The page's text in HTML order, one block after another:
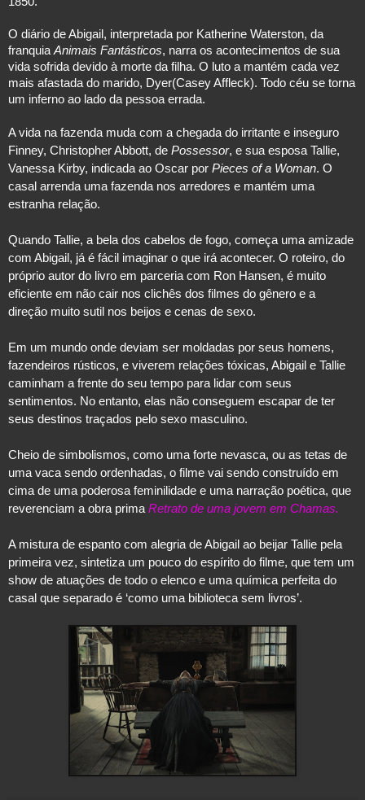
O diário de Abigail, interpretada por Katherine Waterston, da
franquia Animais Fantásticos, narra os acontecimentos de sua
vida sofrida devido à morte da filha. O luto a mantém cada vez
mais afastada do marido, Dyer(Casey Affleck). Todo céu se torna
A vida na fazenda muda com a chegada do irritante e inseguro
Finney, Christopher Abbott, de Possessor, e sua esposa Tallie,
Vanessa Kirby, indicada ao Oscar por Pieces of a Woman. O
casal arrenda uma fazenda nos arredores e mantém uma
estranha relação.
Quando Tallie, a bela dos cabelos de fogo, começa uma amizade
com Abigail, já é fácil imaginar o que irá acontecer. O roteiro, do
próprio autor do livro em parceria com Ron Hansen, é muito
eficiente em não cair nos clichês dos filmes do gênero e a
direção muito sutil nos beijos e cenas de sexo.
Em um mundo onde deviam ser moldadas por seus homens,
fazendeiros rústicos, e viverem relações tóxicas, Abigail e Tallie
caminham a frente do seu tempo para lidar com seus
sentimentos. No entanto, elas não conseguem escapar de ter
seus destinos traçados pelo sexo masculino.
Cheio de simbolismos, como uma forte nevasca, ou as tetas de
uma vaca sendo ordenhadas, o filme vai sendo construído em
cima de uma poderosa feminilidade e uma narração poética, que
reverenciam a obra prima Retrato de uma jovem em Chamas.
A mistura de espanto com alegria de Abigail ao beijar Tallie pela
primeira vez, sintetiza um pouco do espírito do filme, que tem um
show de atuações de todo o elenco e uma química perfeita do
casal que separado é ‘como uma biblioteca sem livros’.